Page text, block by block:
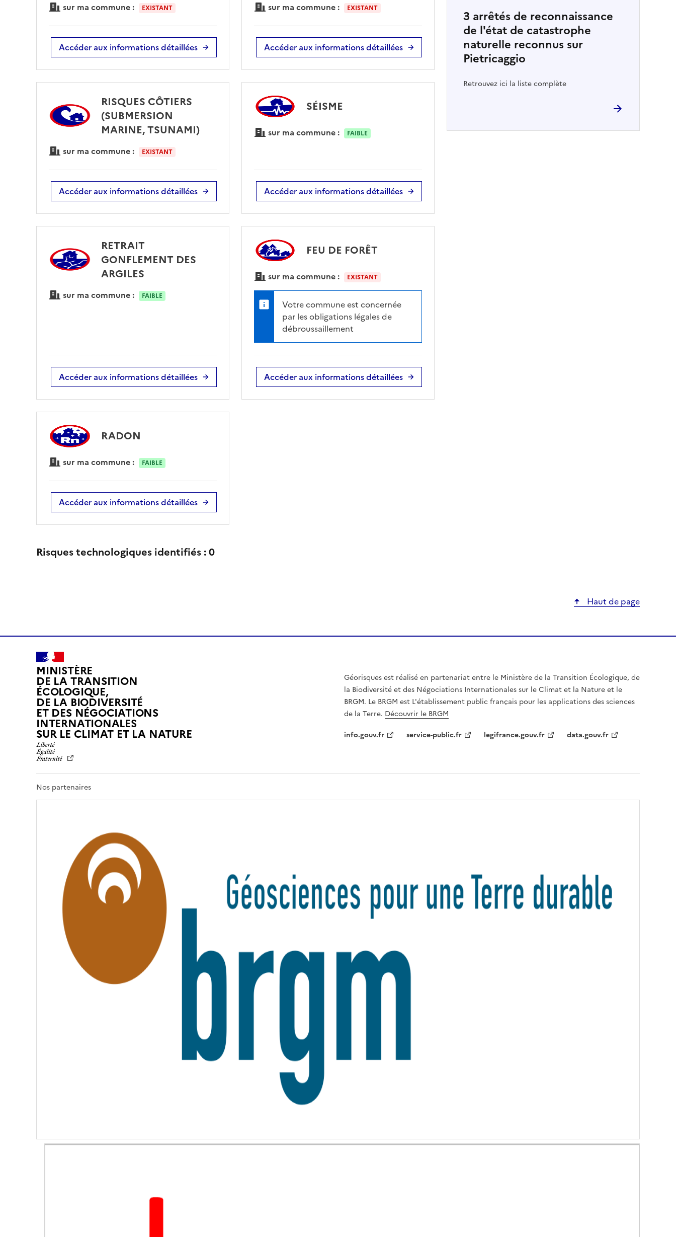
sur ma commune : EXISTANT
Accéder aux informations détaillées
sur ma commune : EXISTANT
Accéder aux informations détaillées
RISQUES CÔTIERS
(SUBMERSION
MARINE, TSUNAMI)
sur ma commune : EXISTANT
Accéder aux informations détaillées
SÉISME
sur ma commune : FAIBLE
Accéder aux informations détaillées
RETRAIT
GONFLEMENT DES
ARGILES
sur ma commune : FAIBLE
Accéder aux informations détaillées
FEU DE FORÊT
sur ma commune : EXISTANT
Votre commune est concernée
par les obligations légales de
débroussaillement
Accéder aux informations détaillées
RADON
sur ma commune : FAIBLE
Accéder aux informations détaillées
Risques technologiques identifiés :0
3 arrêtés de reconnaissance
de l'état de catastrophe
naturelle reconnus sur
Pietricaggio
Retrouvez ici la liste complète
Haut de page
MINISTÈRE
DE LA TRANSITION
ÉCOLOGIQUE,
DE LA BIODIVERSITÉ
ET DES NÉGOCIATIONS
INTERNATIONALES
SUR LE CLIMAT ET LA NATUREL
R
É
R
R
N
T
Géorisques est réalisé en partenariat entre le Ministère de la Transition Écologique, de
la Biodiversité et des Négociations Internationales sur le Climat et la Nature et le
BRGM. Le BRGM est L'établissement public français pour les applications des sciences
de la Terre. Découvrir le BRGM
info.gouv.fr
service-public.fr legifrance.gouv.fr data.gouv.fr
Nos partenaires